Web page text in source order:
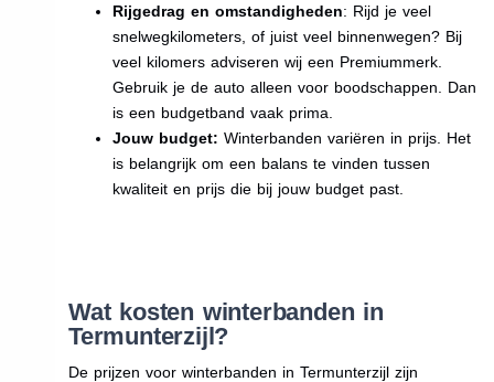
Rijgedrag en omstandigheden: Rijd je veel
snelwegkilometers, of juist veel binnenwegen? Bij
veel kilomers adviseren wij een Premiummerk.
Gebruik je de auto alleen voor boodschappen. Dan
is een budgetband vaak prima.
Jouw budget: Winterbanden variëren in prijs. Het
is belangrijk om een balans te vinden tussen
kwaliteit en prijs die bij jouw budget past.
Wat kosten winterbanden in
Termunterzijl?
De prijzen voor winterbanden in Termunterzijl zijn